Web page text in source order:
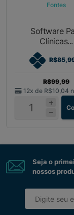
Software
Clínicas...
R$99,99
12x de R$10,04
Seja o
nossos